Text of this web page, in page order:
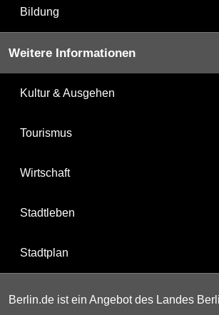
Bildung
Weitere Informationen
Kultur & Ausgehen
Tourismus
Wirtschaft
Stadtleben
Stadtplan
Berlin.de ist ein Angebot des Landes